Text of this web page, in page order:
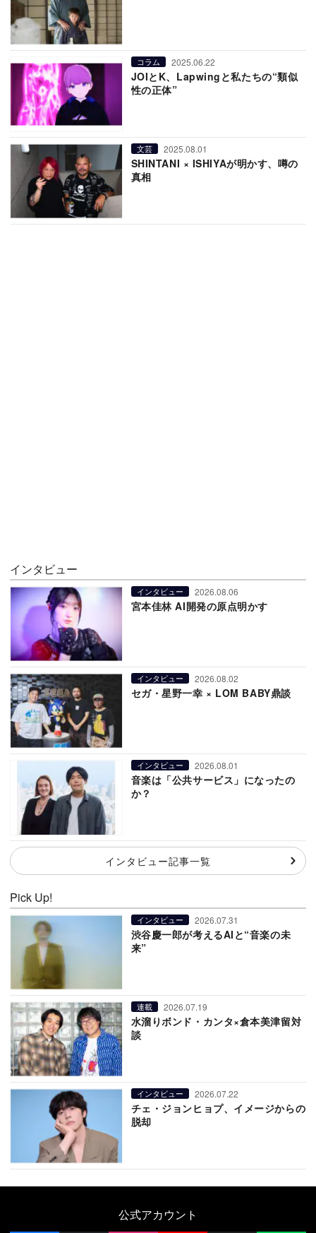
コラム 2025.06.22
JOIとK、Lapwingと私たちの“類似
性の正体”
文芸 2025.08.01
SHINTANI × ISHIYAが明かす、噂の
真相
インタビュー
インタビュー 2026.08.06
宮本佳林 AI開発の原点明かす
インタビュー 2026.08.02
セガ・星野一幸 × LOM BABY鼎談
インタビュー 2026.08.01
音楽は「公共サービス」になったの
か？
インタビュー記事一覧
Pick Up!
インタビュー 2026.07.31
渋谷慶一郎が考えるAIと“音楽の未
来”
連載 2026.07.19
水溜りボンド・カンタ×倉本美津留対
談
インタビュー 2026.07.22
チェ・ジョンヒョプ、イメージからの
脱却
公式アカウント